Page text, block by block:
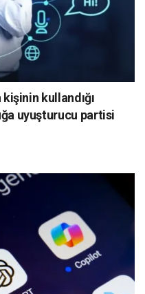
kullandığı
uyuşturucu partisi